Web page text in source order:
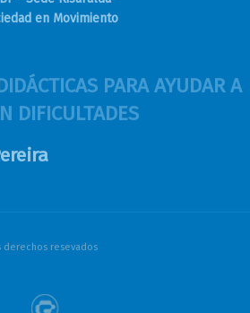
en Movimiento
PARA AYUDAR A
DIFICULTADES
derechos resevados